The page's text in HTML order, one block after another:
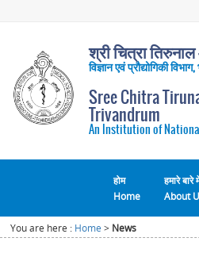
श्री चित्रा
विज्ञान एवं प्रौद्योगिकी
Sree Chitra
Trivandrum
An Institution of
होम
Home
हमारे बारे
About
You are here : Home > News